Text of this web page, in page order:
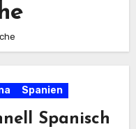
Spanien
Spanisch